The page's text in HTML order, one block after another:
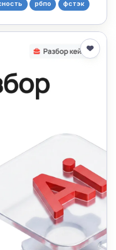
рбпо фстэк